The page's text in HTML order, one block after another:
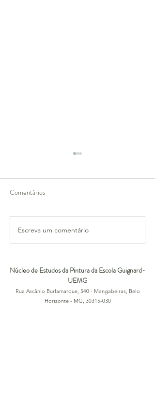
Zaha Hadid
Comentários
Escreva um comentário
Núcleo de Estudos da Pintura da Escola Guignard-
UEMG
Rua Ascânio Burlamarque, 540 - Mangabeiras, Belo
Horizonte - MG, 30315-030